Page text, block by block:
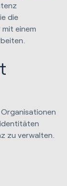
die
einem
zu verwalten.